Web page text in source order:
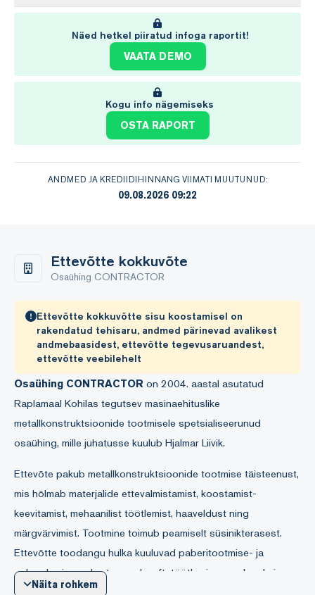
Näed hetkel piiratud infoga raportit!
VAATA DEMO
Kogu info nägemiseks
OSTA RAPORT
ANDMED JA KREDIIDIHINNANG VIIMATI MUUTUNUD:
09.08.2026 09:22
Ettevõtte kokkuvõte
Osaühing CONTRACTOR
Ettevõtte kokkuvõtte sisu koostamisel on
rakendatud tehisaru, andmed pärinevad avalikest
andmebaasidest, ettevõtte tegevusaruandest,
ettevõtte veebilehelt
Osaühing CONTRACTOR on 2004. aastal asutatud
Raplamaal Kohilas tegutsev masinaehituslike
metallkonstruktsioonide tootmisele spetsialiseerunud
osaühing, mille juhatusse kuulub Hjalmar Liivik.
Ettevõte pakub metallkonstruktsioonide tootmise täisteenust,
mis hõlmab materjalide ettevalmistamist, koostamist-
keevitamist, mehaanilist töötlemist, haaveldust ning
märgvärvimist. Tootmine toimub peamiselt süsinikterasest.
Ettevõtte toodangu hulka kuuluvad paberitootmise- ja
pakendamisseadmete osad, naftatöötlemise seadmed ning
konveierid. Klientideks on peamiselt Skandinaavia ja Lääne-
Näita rohkem